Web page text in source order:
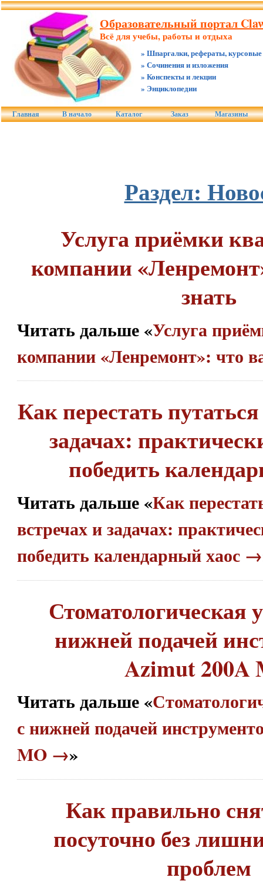
Образовательный портал
Всё для учебы, работы и отдыха
» Шпаргалки, рефераты, курсовые
» Сочинения и изложения
» Конспекты и лекции
» Энциклопедии
Главная В начало Каталог Заказ Магазины
Раздел:
Услуга приёмки
компании
знать
Читать дальше «Услуга
компании «Ленремонт»: что
Как перестать
задачах:
победить
Читать дальше «Как
встречах и задачах:
победить календарный хаос →
Стоматологическая
нижней подачей
Azimut 200A
Читать дальше «
с нижней подачей
MO →»
Как правильно
посуточно без
проблем